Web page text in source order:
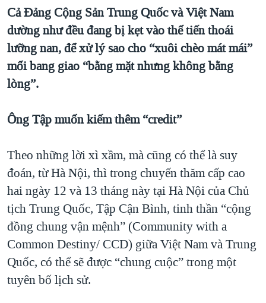
THƯỢNG ĐỈNH TRUMP-KIM TẠI VIỆT NAM
TRỊNH VĨNH BÌNH VS. CHÍNH PHỦ VIỆT NAM
NGƯ DÂN VIỆT VÀ LÀN SÓNG TRỘM HẢI SÂM
BÊN KIA QUỐC LỘ: TIẾNG VỌNG TỪ NÔNG THÔN MỸ
Cả Đảng Cộng Sản Trung Quốc và Việt Nam
dường như đều đang bị kẹt vào thế tiến thoái
lưỡng nan, để xử lý sao cho “xuôi chèo mát mái”
mối bang giao “bằng mặt nhưng không bằng
lòng”.
Ông Tập muốn kiếm thêm “credit”
Theo những lời xì xầm, mà cũng có thể là suy
đoán, từ Hà Nội, thì trong chuyến thăm cấp cao
hai ngày 12 và 13 tháng này tại Hà Nội của Chủ
tịch Trung Quốc, Tập Cận Bình, tinh thần “cộng
đồng chung vận mệnh” (Community with a
Common Destiny/ CCD) giữa Việt Nam và Trung
Quốc, có thể sẽ được “chung cuộc” trong một
tuyên bố lịch sử.